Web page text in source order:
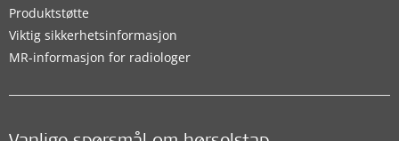
Produktstøtte
Viktig sikkerhetsinformasjon
MR-informasjon for radiologer